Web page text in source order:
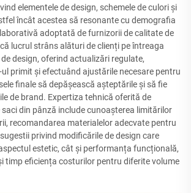
elementele de design, schemele de culori și
încât acestea să resonante cu demografia
adoptată de furnizorii de calitate de
lucrul strâns alături de clienți pe întreaga
design, oferind actualizări regulate,
primit și efectuând ajustările necesare pentru
finale să depășească așteptările și să fie
de brand. Expertiza tehnică oferită de
din pânză include cunoașterea limitărilor
recomandarea materialelor adecvate pentru
privind modificările de design care
estetic, cât și performanța funcțională,
timp eficiența costurilor pentru diferite volume